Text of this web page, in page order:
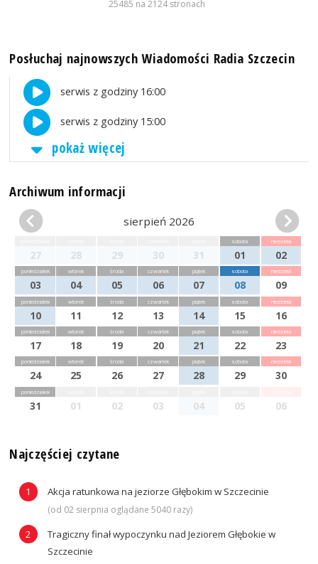
25485 na 2124 stronach
Posłuchaj najnowszych Wiadomości Radia Szczecin
serwis z godziny 16:00
serwis z godziny 15:00
pokaż więcej
Archiwum informacji
sierpień 2026
27 28 29 30 31
sobota
01
niedziela
02
poniedziałek
03
wtorek
04
środa
05
czwartek
06
piątek
07
sobota
08
niedziela
09
poniedziałek
10
wtorek
11
środa
12
czwartek
13
piątek
14
sobota
15
niedziela
16
poniedziałek
17
wtorek
18
środa
19
czwartek
20
piątek
21
sobota
22
niedziela
23
poniedziałek
24
wtorek
25
środa
26
czwartek
27
piątek
28
sobota
29
niedziela
30
poniedziałek
31 01 02 03 04 05 06
Najczęściej czytane
Akcja ratunkowa na jeziorze Głębokim w Szczecinie
(od 02 sierpnia oglądane 5040 razy)
Tragiczny finał wypoczynku nad Jeziorem Głębokie w
Szczecinie